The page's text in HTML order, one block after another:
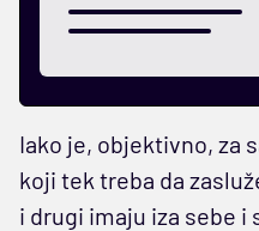
Iako je, objektivno, za
koji tek treba da
i drugi imaju iza sebe